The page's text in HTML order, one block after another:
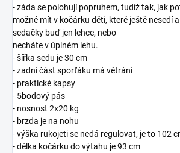
- záda se polohují popruhem, tudíž tak, jak
možné mít v kočárku děti, které ještě nesedí
sedačky buď jen lehce, nebo
necháte v úplném lehu.
- šířka sedu je 30 cm
- zadní část sporťáku má větrání
- praktické kapsy
- 5bodový pás
- nosnost 2x20 kg
- brzda je na nohu
- výška rukojeti se nedá regulovat, je to 102
- délka kočárku do výtahu je 93 cm